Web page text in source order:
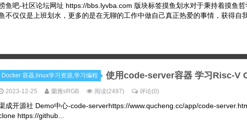
鱼吧-社区论坛网址 https://bbs.lyvba.com 版块标签摸鱼划水对于秉持着摸鱼
不仅仅是上班划水，更多的是在无聊的工作中做自己真正热爱的事情，获得自
Docker 容器,linux学习资源,学习编程 使用code-server容器 学习Risc-V
2023-12-25 蘭雅sRGB 阅读(2497) 评论(0)
成开源社 Demo中心-code-serverhttps://www.qucheng.cc/app/code-
https://github...